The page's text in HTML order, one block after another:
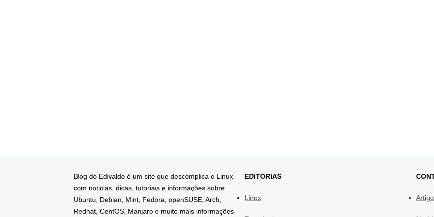
Blog do Edivaldo é um site que descomplica o Linux
com noticias, dicas, tutoriais e informações sobre
Ubuntu, Debian, Mint, Fedora, openSUSE, Arch,
Redhat, CentOS, Manjaro e muito mais informações
EDITORIAS
Linux